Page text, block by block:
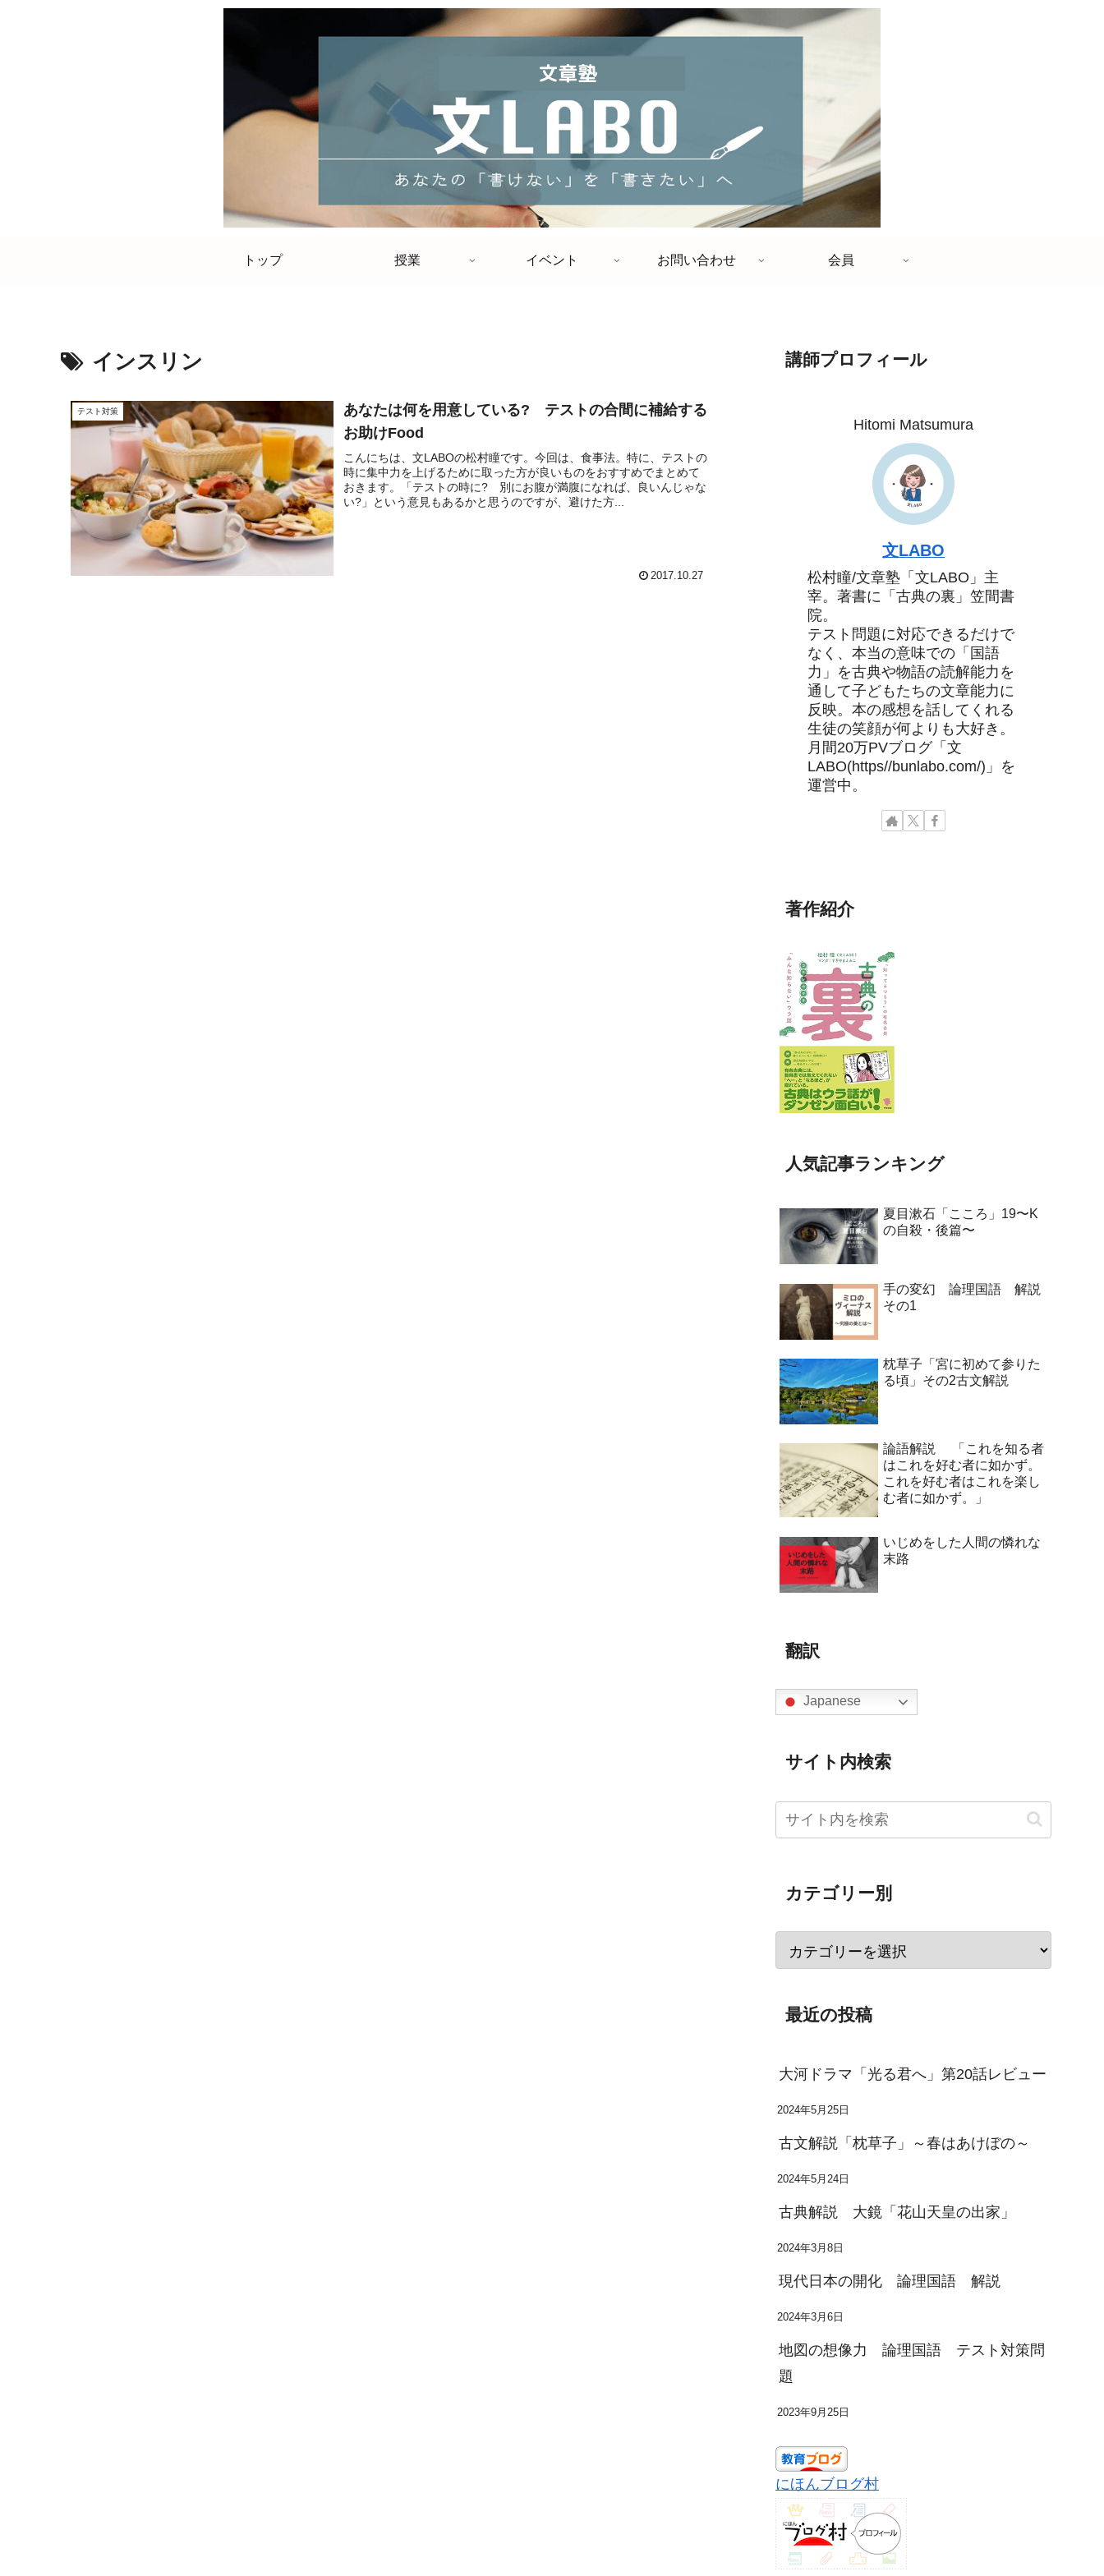
トップ 授業 イベント お問い合わせ 会員
インスリン
テスト対策
あなたは何を用意している? テストの合間に補給する
お助けFood
こんにちは、文LABOの松村瞳です。今回は、食事法。特に、テストの
時に集中力を上げるために取った方が良いものをおすすめでまとめて
おきます。「テストの時に? 別にお腹が満腹になれば、良いんじゃな
い?」という意見もあるかと思うのですが、避けた方...
2017.10.27
講師プロフィール
Hitomi Matsumura
文LABO
松村瞳/文章塾「文LABO」主
宰。著書に「古典の裏」笠間書
院。
テスト問題に対応できるだけで
なく、本当の意味での「国語
力」を古典や物語の読解能力を
通して子どもたちの文章能力に
反映。本の感想を話してくれる
生徒の笑顔が何よりも大好き。
月間20万PVブログ「文
LABO(https//bunlabo.com/)」を
運営中。
著作紹介
人気記事ランキング
夏目漱石「こころ」19〜K
の自殺・後篇〜
手の変幻 論理国語 解説
その1
枕草子「宮に初めて参りた
る頃」その2古文解説
論語解説 「これを知る者
はこれを好む者に如かず。
これを好む者はこれを楽し
む者に如かず。」
いじめをした人間の憐れな
末路
翻訳
Japanese
サイト内検索
カテゴリー別
最近の投稿
大河ドラマ「光る君へ」第20話レビュー
2024年5月25日
古文解説「枕草子」～春はあけぼの～
2024年5月24日
古典解説 大鏡「花山天皇の出家」
2024年3月8日
現代日本の開化 論理国語 解説
2024年3月6日
地図の想像力 論理国語 テスト対策問
題
2023年9月25日
にほんブログ村